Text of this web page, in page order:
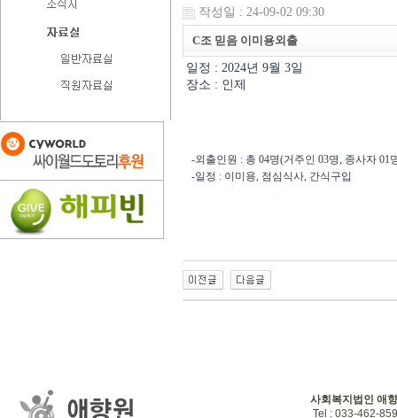
작성일 : 24-09-02 09:30
C조 믿음 이미용외출
일정 : 2024년 9월 3일
장소 : 인제
-외출인원 : 총 04명(거주인 03명, 종사자 01
-일정 : 이미용, 점심식사, 간식구입
사회복지법인 애
Tel : 033-462-